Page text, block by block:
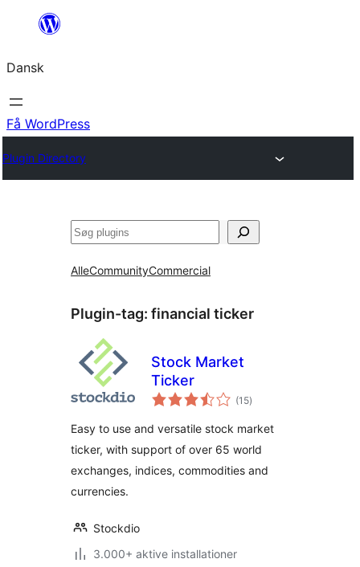
Spring
indhold
Dansk
Få WordPress
Plugin Directory
Søg
AlleCommunityCommercial
Plugin-tag: financial ticker
Stock Market
Ticker
(15totale
bedømmelser
)
Easy to use and versatile stock market
ticker, with support of over 65 world
exchanges, indices, commodities and
currencies.
Stockdio
3.000+ aktive installationer